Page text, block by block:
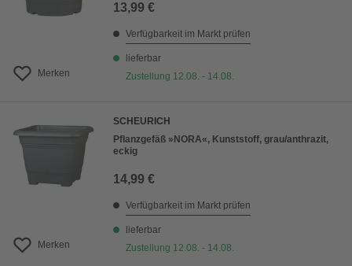
Merken
13,99 €
Verfügbarkeit im Markt prüfen
lieferbar
Zustellung 12.08. - 14.08.
Merken
SCHEURICH
Pflanzgefäß »NORA«, Kunststoff, grau/anthrazit,
eckig
14,99 €
Verfügbarkeit im Markt prüfen
lieferbar
Zustellung 12.08. - 14.08.